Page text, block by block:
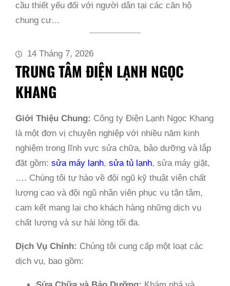
cầu thiết yếu đối với người dân tại các căn hộ
chung cư…
14 Tháng 7, 2026
TRUNG TÂM ĐIỆN LẠNH NGỌC
KHANG
Giới Thiệu Chung: Công ty Điện Lạnh Ngọc Khang
là một đơn vị chuyên nghiệp với nhiều năm kinh
nghiệm trong lĩnh vực sửa chữa, bảo dưỡng và lắp
đặt gồm: sửa máy lạnh, sửa tủ lạnh, sửa máy giặt,
…. Chúng tôi tự hào về đội ngũ kỹ thuật viên chất
lượng cao và đội ngũ nhân viên phục vụ tận tâm,
cam kết mang lại cho khách hàng những dịch vụ
chất lượng và sự hài lòng tối đa.
Dịch Vụ Chính: Chúng tôi cung cấp một loạt các
dịch vụ, bao gồm: